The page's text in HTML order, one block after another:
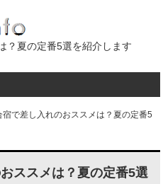
？夏の定番5選を紹介します
宿で差し入れのおススメは？夏の定番5
ススメは？夏の定番5選